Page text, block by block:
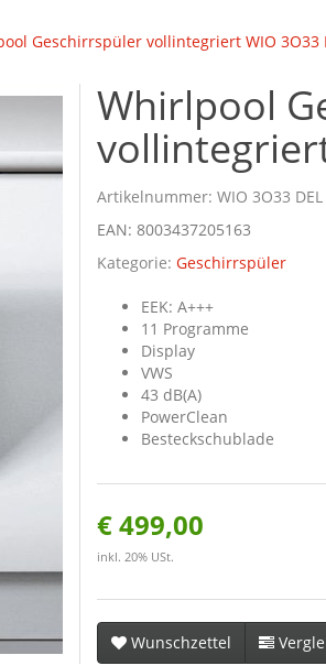
Geschirrspüler vollintegriert WIO 3O33
Whirlpool
Artikelnummer: WIO 3O33 DEL
EAN: 8003437205163
Kategorie: Geschirrspüler
EEK: A+++
11 Programme
Display
VWS
43 dB(A)
PowerClean
Besteckschublade
€ 499,00
inkl. 20% USt.
Wunschzettel